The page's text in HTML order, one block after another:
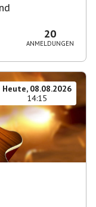
20
ANMELDUNGEN
Heute, 08.08.2026
14:15